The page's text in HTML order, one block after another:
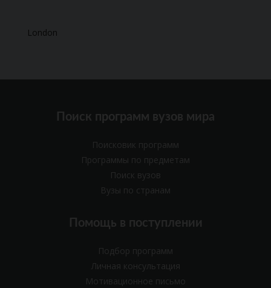
London
Поиск программ вузов мира
Поисковик программ
Программы по предметам
Поиск вузов
Вузы по странам
Помощь в поступлении
Подбор программ
Личная консультация
Мотивационное письмо